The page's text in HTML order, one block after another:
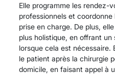
Elle programme les rendez-
professionnels et
prise en charge. De plus,
plus holistique, en offrant
lorsque cela est nécessaire.
le patient après la chirurgie
domicile, en faisant appel à